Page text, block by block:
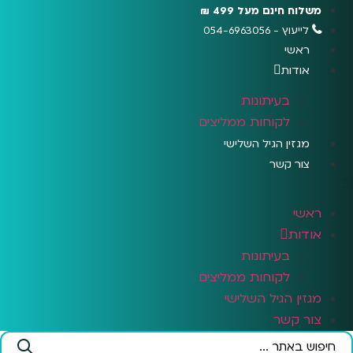
לתוכן
משלוח חינם מעל 499 ₪
לייעוץ - 054-6963056
ראשי
אודות
בעיתונות
לקוחות ממליצים
מגזין הגיל השלישי
צור קשר
ראשי
אודות
בעיתונות
לקוחות ממליצים
מגזין הגיל השלישי
צור קשר
Search